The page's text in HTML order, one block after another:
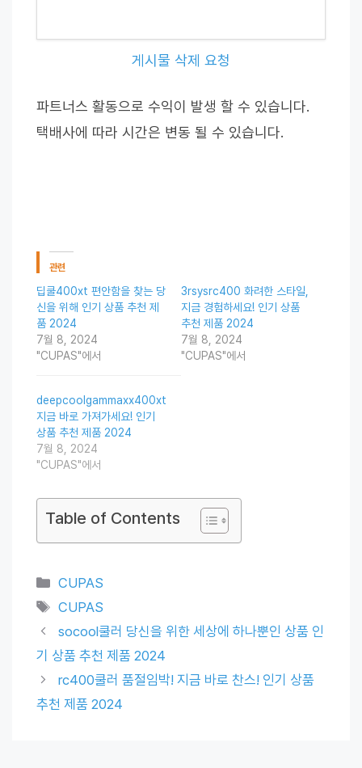
게시물 삭제 요청
파트너스 활동으로 수익이 발생 할 수 있습니다.
택배사에 따라 시간은 변동 될 수 있습니다.
관련
딥쿨400xt 편안함을 찾는 당
신을 위해 인기 상품 추천 제
품 2024
7월 8, 2024
"CUPAS"에서
3rsysrc400 화려한 스타일,
지금 경험하세요! 인기 상품
추천 제품 2024
7월 8, 2024
"CUPAS"에서
deepcoolgammaxx400xt
지금 바로 가져가세요! 인기
상품 추천 제품 2024
7월 8, 2024
"CUPAS"에서
Table of Contents
Categories
CUPAS
Tags
CUPAS
socool쿨러 당신을 위한 세상에 하나뿐인 상품 인
기 상품 추천 제품 2024
rc400쿨러 품절임박! 지금 바로 찬스! 인기 상품
추천 제품 2024